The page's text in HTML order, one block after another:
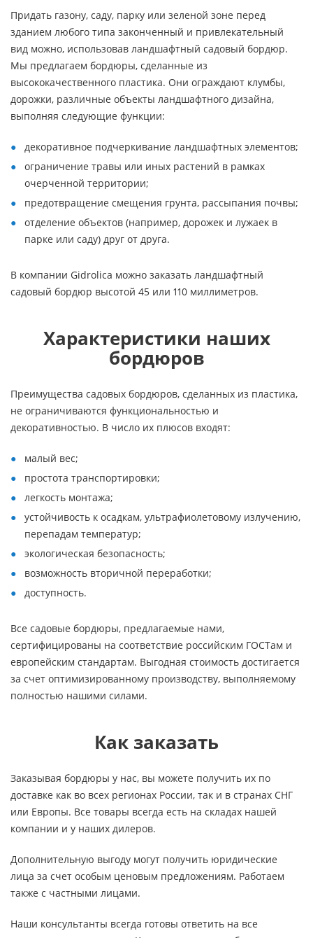
Придать газону, саду, парку или зеленой зоне перед
зданием любого типа законченный и привлекательный
вид можно, использовав ландшафтный садовый бордюр.
Мы предлагаем бордюры, сделанные из
высококачественного пластика. Они ограждают клумбы,
дорожки, различные объекты ландшафтного дизайна,
выполняя следующие функции:
декоративное подчеркивание ландшафтных элементов;
ограничение травы или иных растений в рамках
очерченной территории;
предотвращение смещения грунта, рассыпания почвы;
отделение объектов (например, дорожек и лужаек в
парке или саду) друг от друга.
В компании Gidrolica можно заказать ландшафтный
садовый бордюр высотой 45 или 110 миллиметров.
Характеристики наших
бордюров
Преимущества садовых бордюров, сделанных из пластика,
не ограничиваются функциональностью и
декоративностью. В число их плюсов входят:
малый вес;
простота транспортировки;
легкость монтажа;
устойчивость к осадкам, ультрафиолетовому излучению,
перепадам температур;
экологическая безопасность;
возможность вторичной переработки;
доступность.
Все садовые бордюры, предлагаемые нами,
сертифицированы на соответствие российским ГОСТам и
европейским стандартам. Выгодная стоимость достигается
за счет оптимизированному производству, выполняемому
полностью нашими силами.
Как заказать
Заказывая бордюры у нас, вы можете получить их по
доставке как во всех регионах России, так и в странах СНГ
или Европы. Все товары всегда есть на складах нашей
компании и у наших дилеров.
Дополнительную выгоду могут получить юридические
лица за счет особым ценовым предложениям. Работаем
также с частными лицами.
Наши консультанты всегда готовы ответить на все